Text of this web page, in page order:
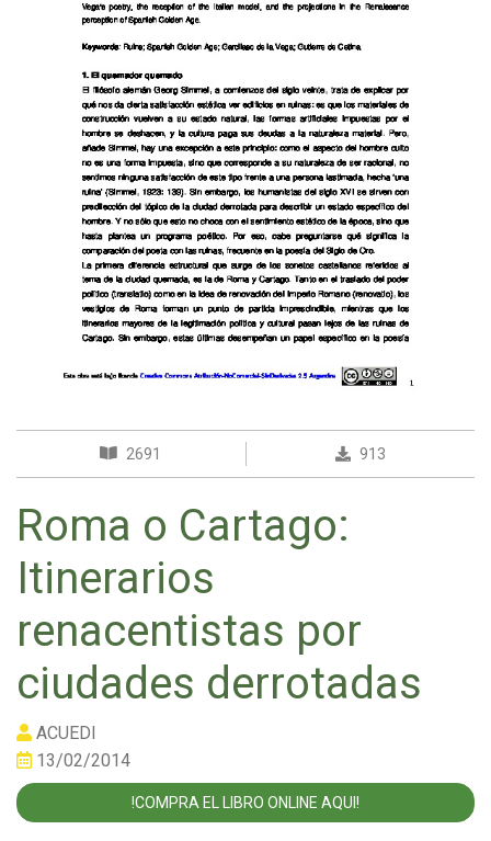
2691 913
Roma o Cartago:
Itinerarios
renacentistas por
ciudades derrotadas
ACUEDI
13/02/2014
!COMPRA EL LIBRO ONLINE AQUI!